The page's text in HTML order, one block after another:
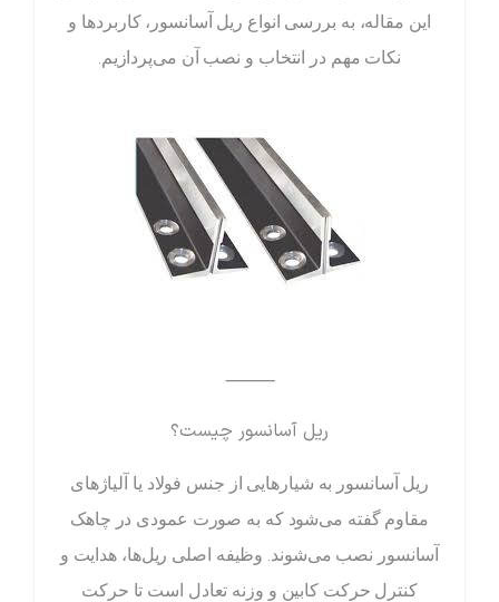
این مقاله، به بررسی انواع ریل آسانسور، کاربردها و
نکات مهم در انتخاب و نصب آن می‌پردازیم.
⸻
ریل آسانسور چیست؟
ریل آسانسور به شیارهایی از جنس فولاد یا آلیاژهای
مقاوم گفته می‌شود که به صورت عمودی در چاهک
آسانسور نصب می‌شوند. وظیفه اصلی ریل‌ها، هدایت و
کنترل حرکت کابین و وزنه تعادل است تا حرکت